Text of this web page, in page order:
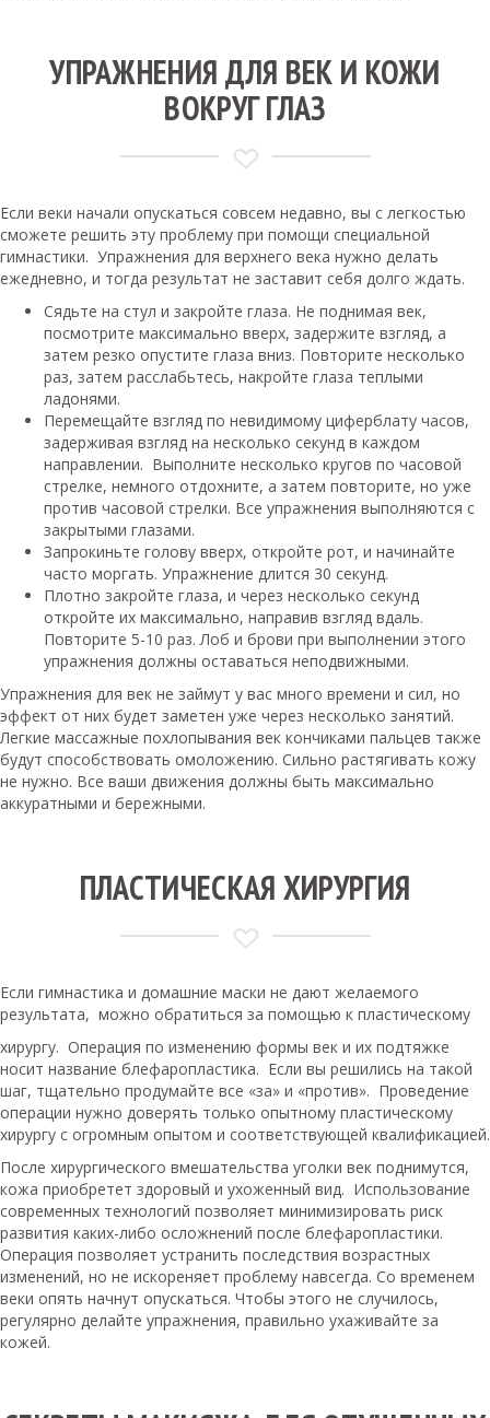
УПРАЖНЕНИЯ ДЛЯ ВЕК И КОЖИ
ВОКРУГ ГЛАЗ
Если веки начали опускаться совсем недавно, вы с легкостью
сможете решить эту проблему при помощи специальной
гимнастики. Упражнения для верхнего века нужно делать
ежедневно, и тогда результат не заставит себя долго ждать.
Сядьте на стул и закройте глаза. Не поднимая век,
посмотрите максимально вверх, задержите взгляд, а
затем резко опустите глаза вниз. Повторите несколько
раз, затем расслабьтесь, накройте глаза теплыми
ладонями.
Перемещайте взгляд по невидимому циферблату часов,
задерживая взгляд на несколько секунд в каждом
направлении. Выполните несколько кругов по часовой
стрелке, немного отдохните, а затем повторите, но уже
против часовой стрелки. Все упражнения выполняются с
закрытыми глазами.
Запрокиньте голову вверх, откройте рот, и начинайте
часто моргать. Упражнение длится 30 секунд.
Плотно закройте глаза, и через несколько секунд
откройте их максимально, направив взгляд вдаль.
Повторите 5-10 раз. Лоб и брови при выполнении этого
упражнения должны оставаться неподвижными.
Упражнения для век не займут у вас много времени и сил, но
эффект от них будет заметен уже через несколько занятий.
Легкие массажные похлопывания век кончиками пальцев также
будут способствовать омоложению. Сильно растягивать кожу
не нужно. Все ваши движения должны быть максимально
аккуратными и бережными.
ПЛАСТИЧЕСКАЯ ХИРУРГИЯ
Если гимнастика и домашние маски не дают желаемого
результата, можно обратиться за помощью к пластическому
хирургу. Операция по изменению формы век и их подтяжке
носит название блефаропластика. Если вы решились на такой
шаг, тщательно продумайте все «за» и «против». Проведение
операции нужно доверять только опытному пластическому
хирургу с огромным опытом и соответствующей квалификацией.
После хирургического вмешательства уголки век поднимутся,
кожа приобретет здоровый и ухоженный вид. Использование
современных технологий позволяет минимизировать риск
развития каких-либо осложнений после блефаропластики.
Операция позволяет устранить последствия возрастных
изменений, но не искореняет проблему навсегда. Со временем
веки опять начнут опускаться. Чтобы этого не случилось,
регулярно делайте упражнения, правильно ухаживайте за
кожей.